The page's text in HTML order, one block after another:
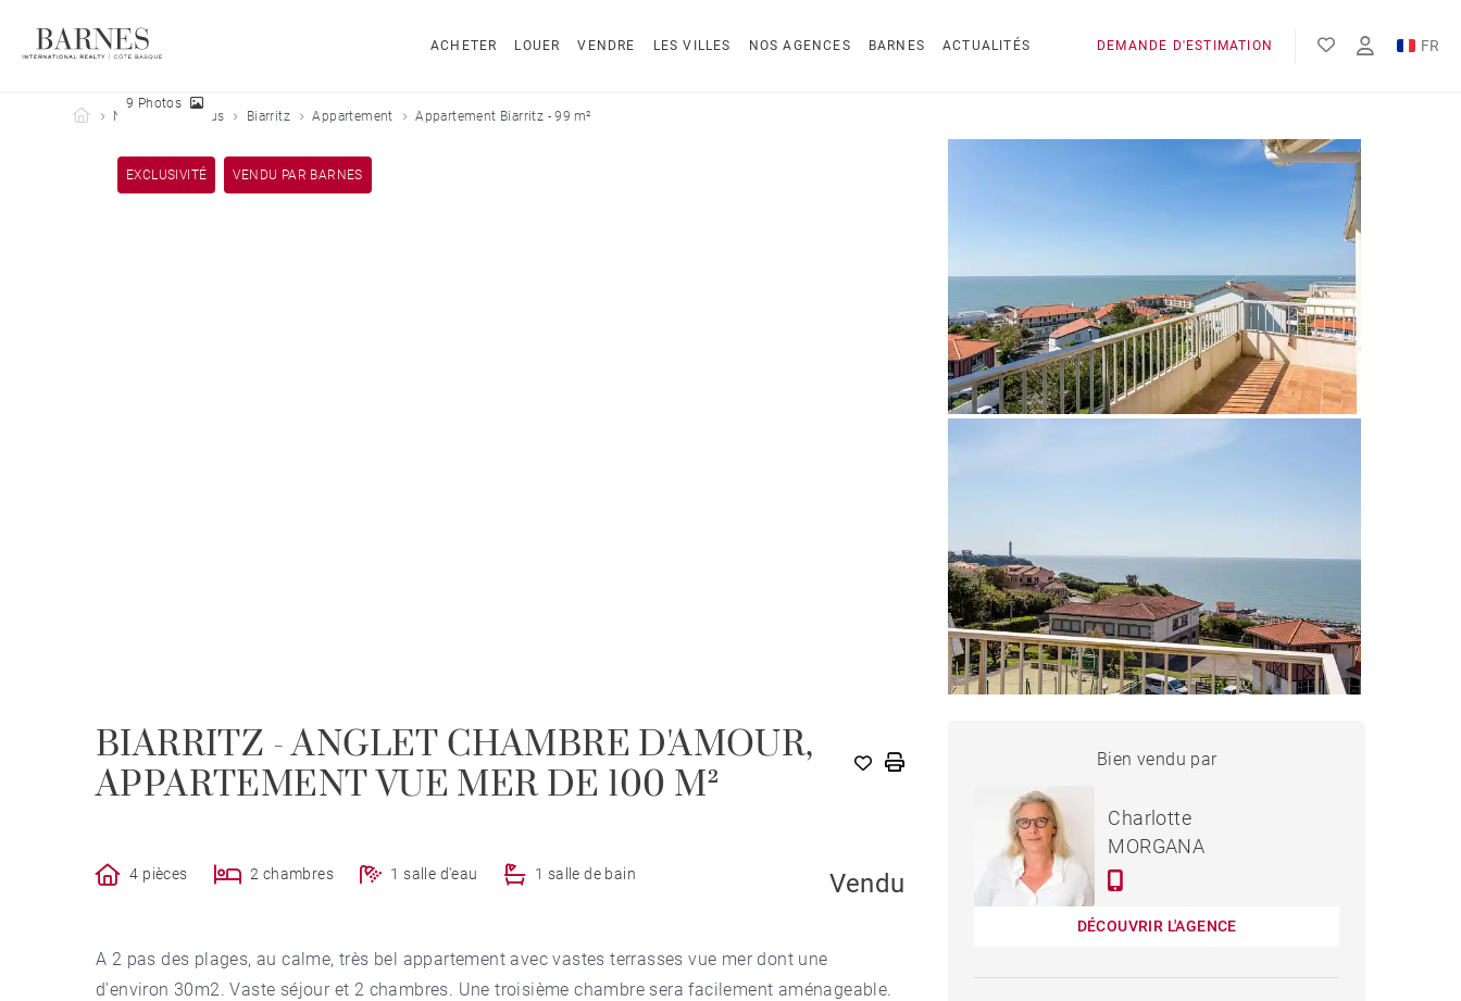
ACHETER LOUER VENDRE LES VILLES NOS AGENCES BARNES ACTUALITÉS DEMANDE D'ESTIMATION FR
EN
Barnes Côte Basque
Nos biens vendus Biarritz Appartement Appartement Biarritz - 99 m²
EXCLUSIVITÉ VENDU PAR BARNES
9 Photos
BIARRITZ - ANGLET CHAMBRE D'AMOUR,
APPARTEMENT VUE MER DE 100 M²
4 pièces 2 chambres 1 salle d'eau 1 salle de bain Vendu
A 2 pas des plages, au calme, très bel appartement avec vastes terrasses vue mer dont une
d'environ 30m2. Vaste séjour et 2 chambres. Une troisième chambre sera facilement aménageable.
APPARTEMENT BIARRITZ -
Bien vendu par
Charlotte
MORGANA
DÉCOUVRIR L'AGENCE